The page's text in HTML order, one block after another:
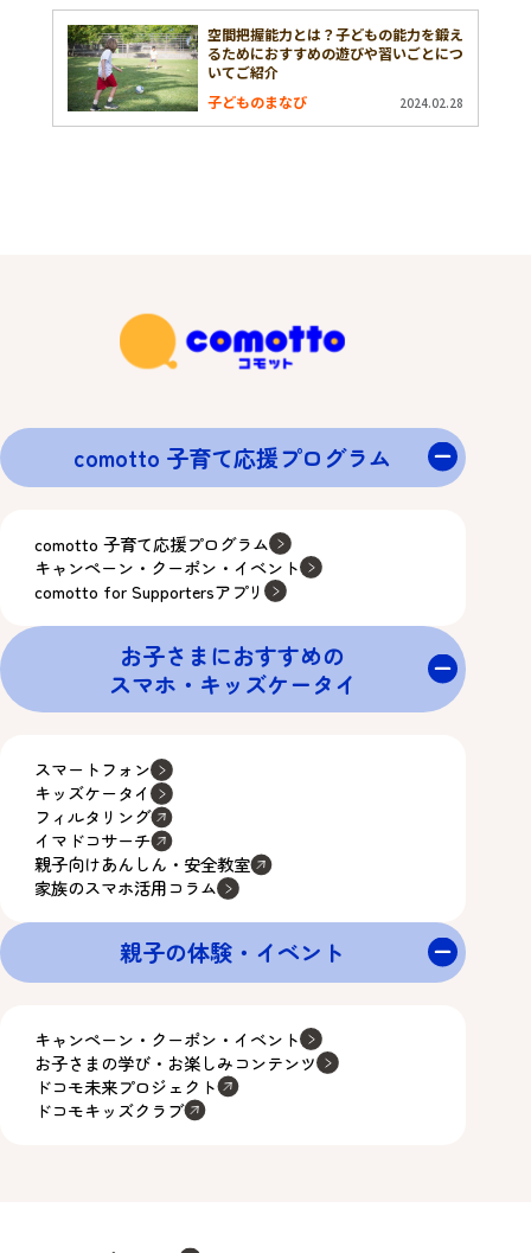
空間把握能力とは？子どもの能力を鍛え
るためにおすすめの遊びや習いごとにつ
いてご紹介
子どものまなび
2024.02.28
comotto 子育て応援プログラム
comotto 子育て応援プログラム
キャンペーン・クーポン・イベント
comotto for Supportersアプリ
お子さまにおすすめの
スマホ・キッズケータイ
スマートフォン
キッズケータイ
フィルタリング
イマドコサーチ
親子向けあんしん・安全教室
家族のスマホ活用コラム
親子の体験・イベント
キャンペーン・クーポン・イベント
お子さまの学び・お楽しみコンテンツ
ドコモ未来プロジェクト
ドコモキッズクラブ